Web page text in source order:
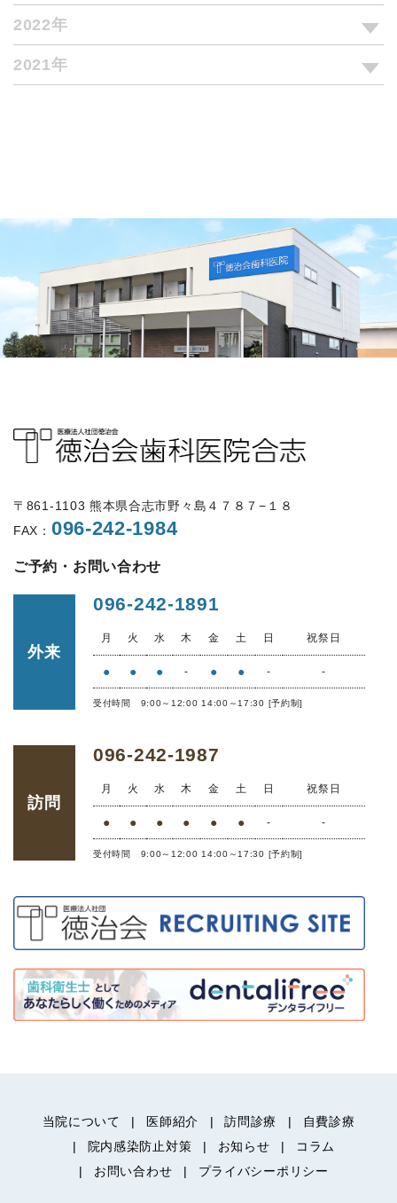
2022年
2021年
〒861-1103 熊本県合志市野々島４７８７−１８
FAX： 096-242-1984
ご予約・お問い合わせ
外来
096-242-1891
月 火 水 木 金 土 日 祝祭日
● ● ● - ● ● - -
受付時間 9:00～12:00 14:00～17:30 [予約制]
訪問
096-242-1987
月 火 水 木 金 土 日 祝祭日
● ● ● ● ● ● - -
受付時間 9:00～12:00 14:00～17:30 [予約制]
当院について 医師紹介 訪問診療
自費診療
院内感染防止対策
お知らせ
コラム
お問い合わせ
プライバシーポリシー